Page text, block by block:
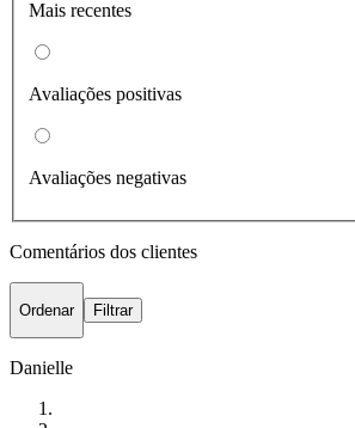
Mais recentes
Avaliações positivas
Avaliações negativas
Comentários dos clientes
Ordenar Filtrar
Danielle